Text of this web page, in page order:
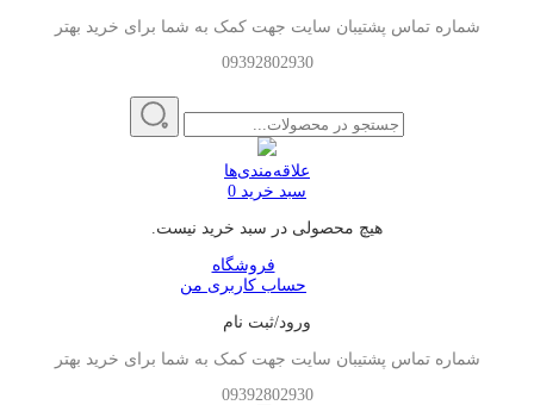
شماره تماس پشتیبان سایت جهت کمک به شما برای خرید بهتر
09392802930
علاقه‌مندی‌ها
سبد خرید 0
هیچ محصولی در سبد خرید نیست.
فروشگاه
حساب کاربری من
ورود/ثبت نام
شماره تماس پشتیبان سایت جهت کمک به شما برای خرید بهتر
09392802930